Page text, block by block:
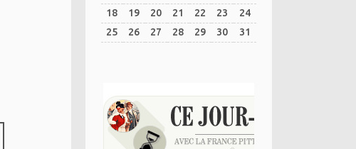
18
19 20 21 22 23
24
25
26 27 28 29 30 31